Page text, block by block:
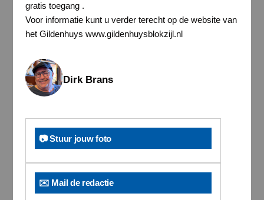
gratis toegang .
Voor informatie kunt u verder terecht op de website van
het Gildenhuys www.gildenhuysblokzijl.nl
Dirk Brans
📷 Stuur jouw foto
✉️ Mail de redactie